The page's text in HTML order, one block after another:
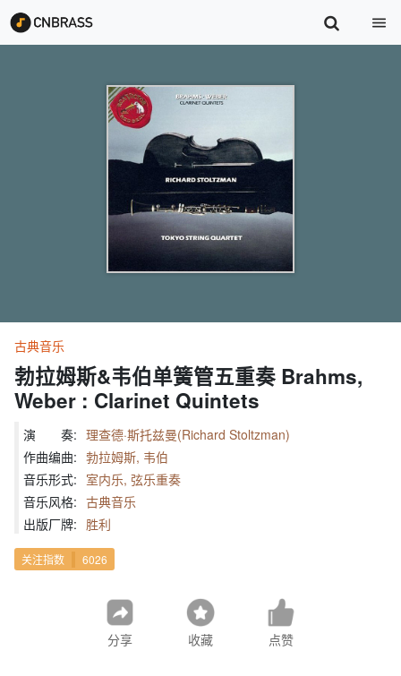
古典音乐
勃拉姆斯&韦伯单簧管五重奏 Brahms,
Weber : Clarinet Quintets
演 奏: 理查德·斯托兹曼(Richard Stoltzman)
作曲编曲: 勃拉姆斯, 韦伯
音乐形式: 室内乐, 弦乐重奏
音乐风格: 古典音乐
出版厂牌: 胜利
关注指数 6026
分享 收藏 点赞